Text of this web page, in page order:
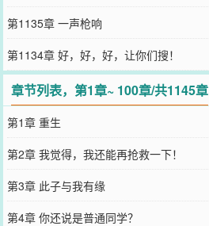
第1135章 一声枪响
第1134章 好，好，好，让你们搜！
章节列表，第1章~ 100章/共1145章
第1章 重生
第2章 我觉得，我还能再抢救一下！
第3章 此子与我有缘
第4章 你还说是普通同学？